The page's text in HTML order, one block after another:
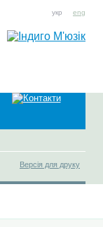
укр eng
Версія для друку